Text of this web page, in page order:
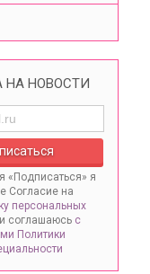
НОВОСТИ
«Подписаться» я
Согласие на
персональных
и соглашаюсь с
Политики